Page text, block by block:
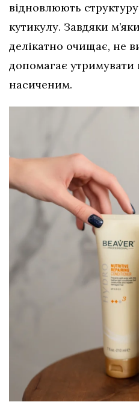
відновлюють
кутикулу. Завдяки
делікатно очищає, не
допомагає утримувати
насиченим.